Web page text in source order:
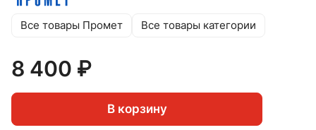
Все товары Промет Все товары категории
8 400 ₽
В корзину